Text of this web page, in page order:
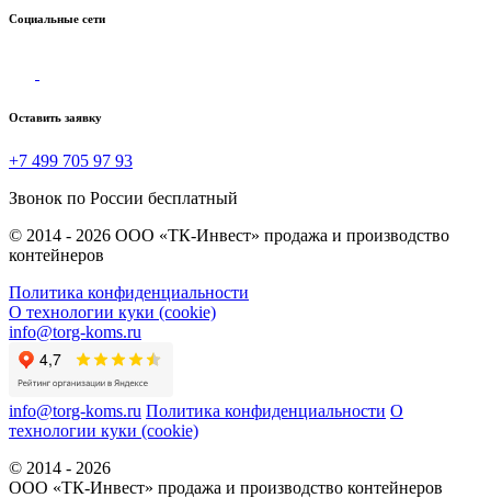
Социальные сети
Оставить заявку
+7 499 705 97 93
Звонок по России бесплатный
© 2014 - 2026 ООО «ТК-Инвест» продажа и производство
контейнеров
Политика конфиденциальности
О технологии куки (cookie)
info@torg-koms.ru
info@torg-koms.ru Политика конфиденциальности О
технологии куки (cookie)
© 2014 - 2026
ООО «ТК-Инвест» продажа и производство контейнеров